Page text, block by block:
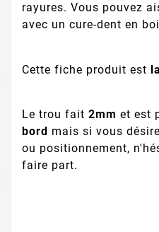
rayures. Vous pouvez
avec un cure-dent en
Cette fiche produit est
Le trou fait 2mm et est
bord mais si vous
ou positionnement,
faire part.